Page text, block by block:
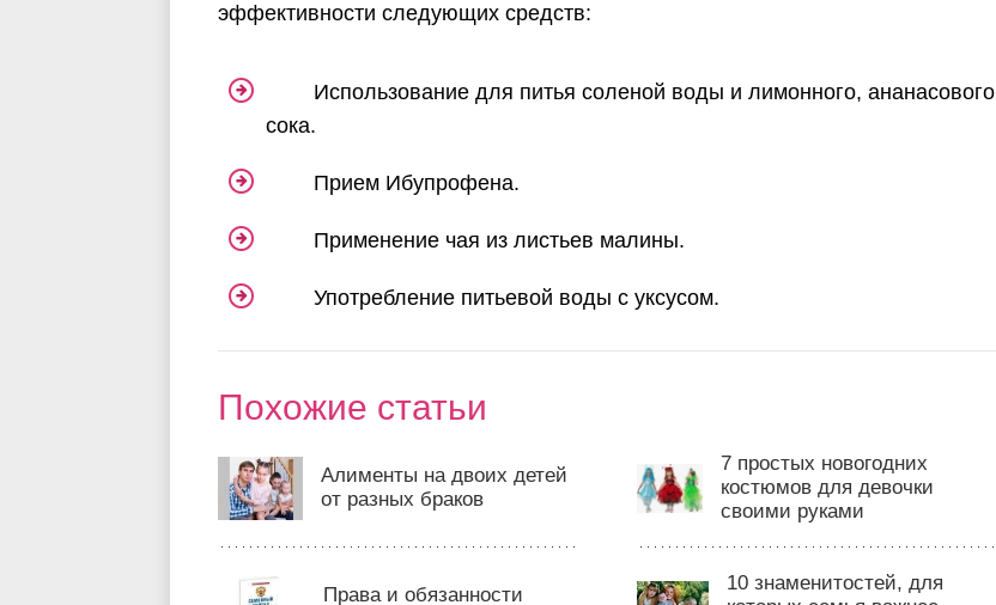
эффективности следующих средств:
Использование для питья соленой воды и лимонного, ананасового
сока.
Прием Ибупрофена.
Применение чая из листьев малины.
Употребление питьевой воды с уксусом.
Похожие статьи
Алименты на двоих детей
от разных браков
7 простых новогодних
костюмов для девочки
своими руками
Права и обязанности
10 знаменитостей, для